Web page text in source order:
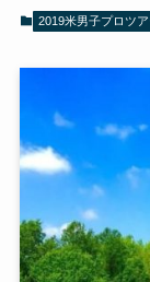
2019米男子プロツア